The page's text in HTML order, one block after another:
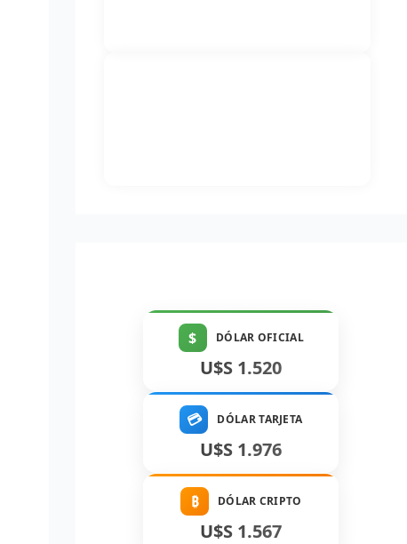
$ DÓLAR OFICIAL
U$S 1.520
💳 DÓLAR TARJETA
U$S 1.976
₿ DÓLAR CRIPTO
U$S 1.567